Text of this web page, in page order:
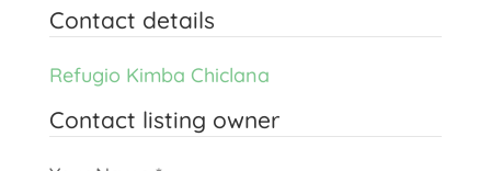
Contact details
Refugio Kimba Chiclana
Contact listing owner